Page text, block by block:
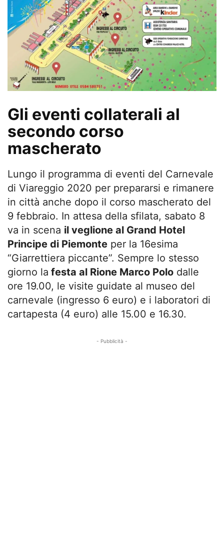
Gli eventi collaterali al
secondo corso
mascherato
Lungo il programma di eventi del Carnevale
di Viareggio 2020 per prepararsi e rimanere
in città anche dopo il corso mascherato del
9 febbraio. In attesa della sfilata, sabato 8
va in scena il veglione al Grand Hotel
Principe di Piemonte per la 16esima
“Giarrettiera piccante”. Sempre lo stesso
giorno la festa al Rione Marco Polo dalle
ore 19.00, le visite guidate al museo del
carnevale (ingresso 6 euro) e i laboratori di
cartapesta (4 euro) alle 15.00 e 16.30.
- Pubblicità -